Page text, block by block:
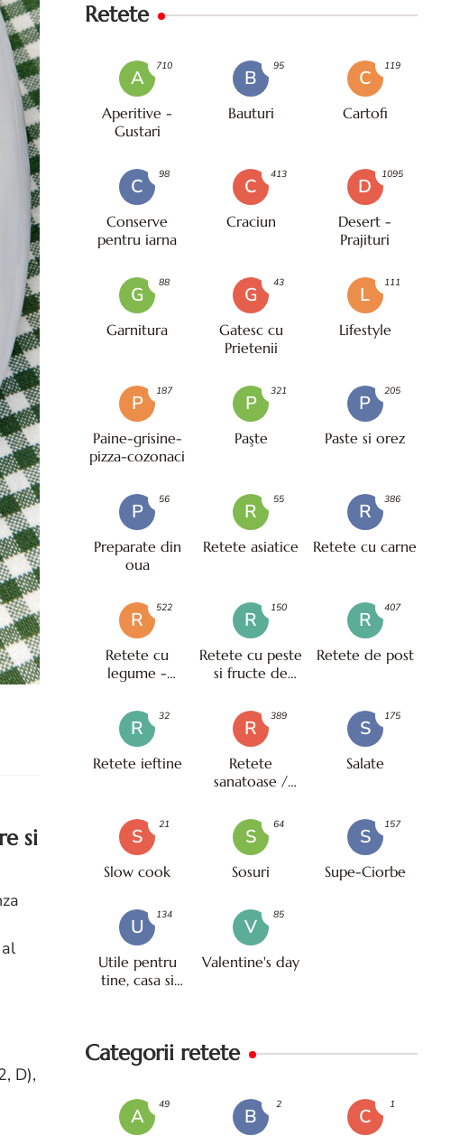
si
D),
Retete
A
Aperitive -
Gustari
710
B
Bauturi
95
C
Cartofi
119
C
Conserve
pentru iarna
98
C
Craciun
413
D
Desert -
Prajituri
1095
G
Garnitura
88
G
Gatesc cu
Prietenii
43
L
Lifestyle
111
P
Paine-grisine-
pizza-cozonaci
187
P
Paşte
321
P
Paste si orez
205
P
Preparate din
oua
56
R
Retete asiatice
55
R
Retete cu carne
386
R
Retete cu
legume -
522
R
Retete cu peste
si fructe de
150
R
Retete de post
407
R
Retete ieftine
32
R
Retete
sanatoase /
389
S
Salate
175
S
Slow cook
21
S
Sosuri
64
S
Supe-Ciorbe
157
U
Utile pentru
tine, casa si
134
V
Valentine's day
85
Categorii retete
A
49
B
2
C
1